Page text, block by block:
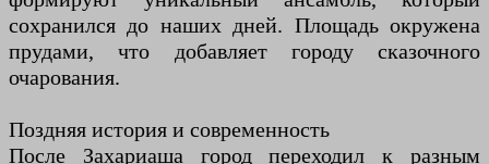
сохранился до наших дней. Площадь окружена
прудами, что добавляет городу сказочного
очарования.
Поздняя история и современность
После Захариаша город переходил к разным